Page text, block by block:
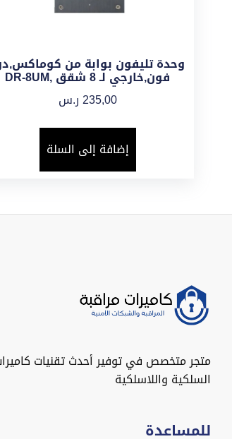
وحدة تليفون بوابة من
فون,خارجي لـ 8 شقق ,DR-8UM
235,00ر.س
إضافة إلى السلة
متجر متخصص في توفير أحدث تقنيات
السلكية واللاسلكية
للمساعدة